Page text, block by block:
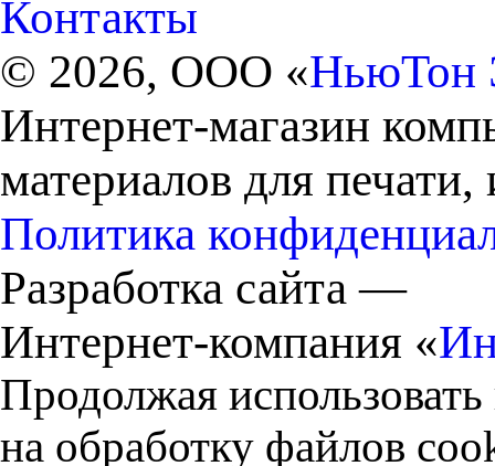
Контакты
© 2026, ООО «НьюТон
Интернет-магазин
материалов для
Политика
Разработка сайта —
Интернет-компания «
Продолжая
на обработку файлов